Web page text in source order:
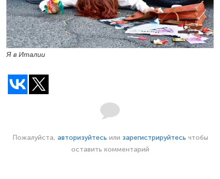
Я в Италии
Пожалуйста, авторизуйтесь или зарегистрируйтесь чтобы
оставить комментарий